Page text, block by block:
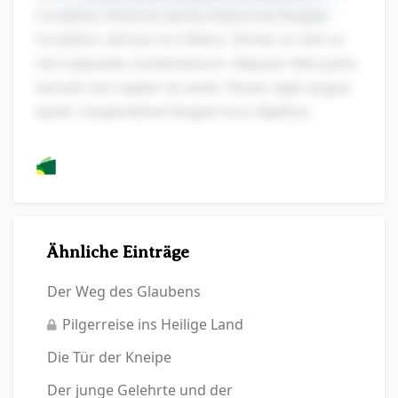
Ähnliche Einträge
Der Weg des Glaubens
Pilgerreise ins Heilige Land
Die Tür der Kneipe
Der junge Gelehrte und der